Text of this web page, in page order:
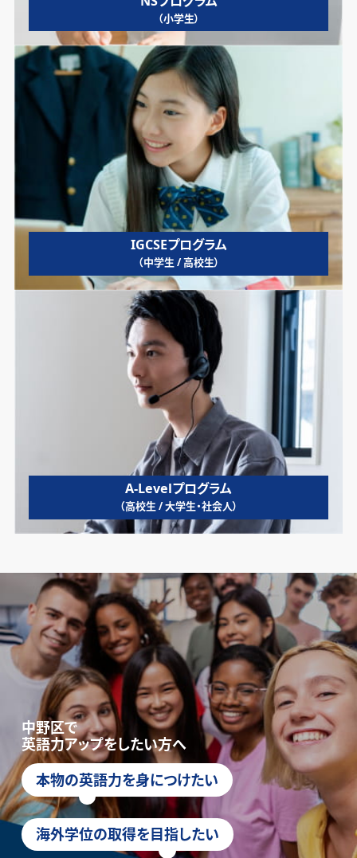
（小学生）
IGCSEプログラム
（中学生 / 高校生）
A-Levelプログラム
（高校生 / 大学生・社会人）
中野区で
英語力アップをしたい方へ
本物の英語力を身につけたい
海外学位の取得を目指したい